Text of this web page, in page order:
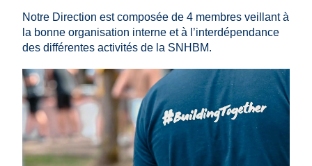
Notre Direction est composée de 4 membres veillant à
la bonne organisation interne et à l’interdépendance
des différentes activités de la SNHBM.